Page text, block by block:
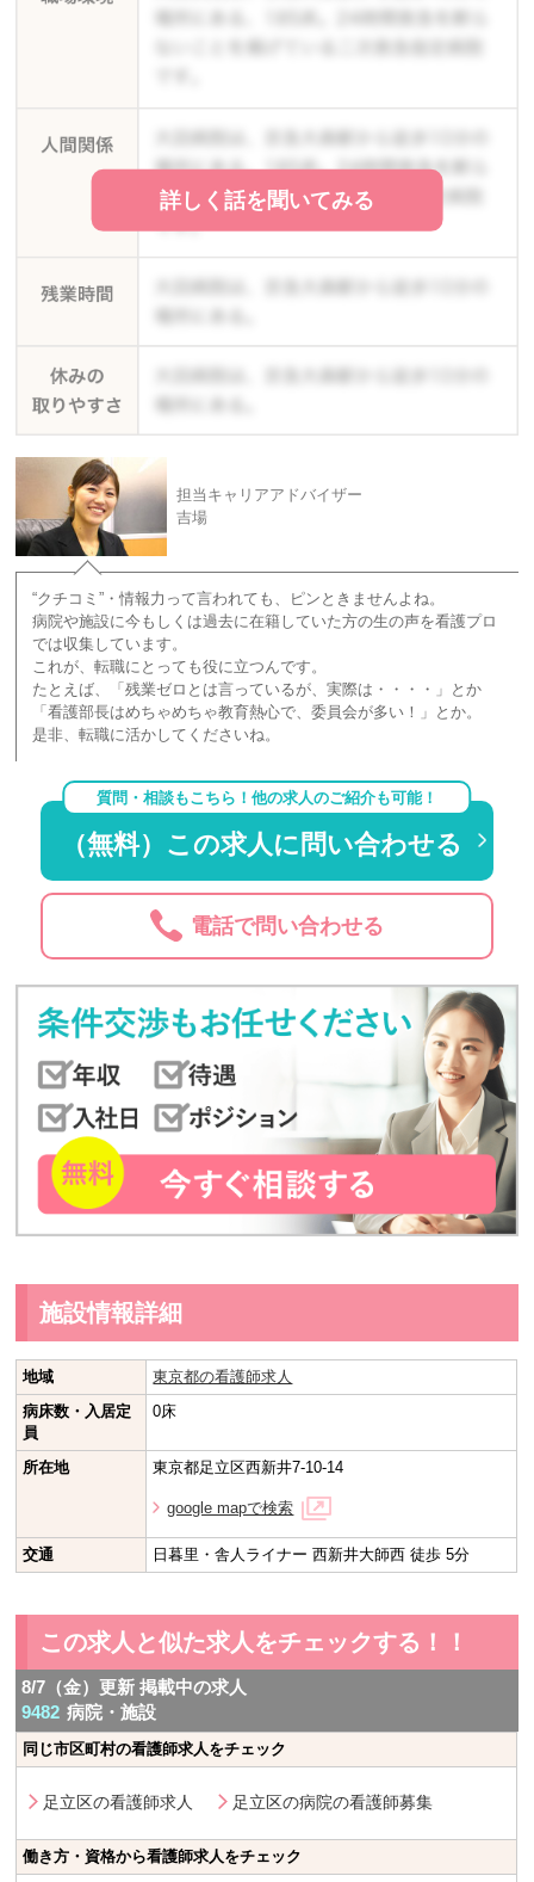
詳しく話を聞いてみる
担当キャリアアドバイザー
吉場
“クチコミ”・情報力って言われても、ピンときませんよね。
病院や施設に今もしくは過去に在籍していた方の生の声を看護プロ
では収集しています。
これが、転職にとっても役に立つんです。
たとえば、「残業ゼロとは言っているが、実際は・・・・」とか
「看護部長はめちゃめちゃ教育熱心で、委員会が多い！」とか。
是非、転職に活かしてくださいね。
質問・相談もこちら！他の求人のご紹介も可能！
（無料）この求人に問い合わせる
電話で問い合わせる
施設情報詳細
地域
東京都の看護師求人
病床数・入居定
員
0床
所在地 東京都足立区西新井7-10-14
google mapで検索
交通 日暮里・舎人ライナー 西新井大師西 徒歩 5分
この求人と似た求人をチェックする！！
8/7（金）更新 掲載中の求人
9482 病院・施設
同じ市区町村の看護師求人をチェック
足立区の看護師求人 足立区の病院の看護師募集
働き方・資格から看護師求人をチェック